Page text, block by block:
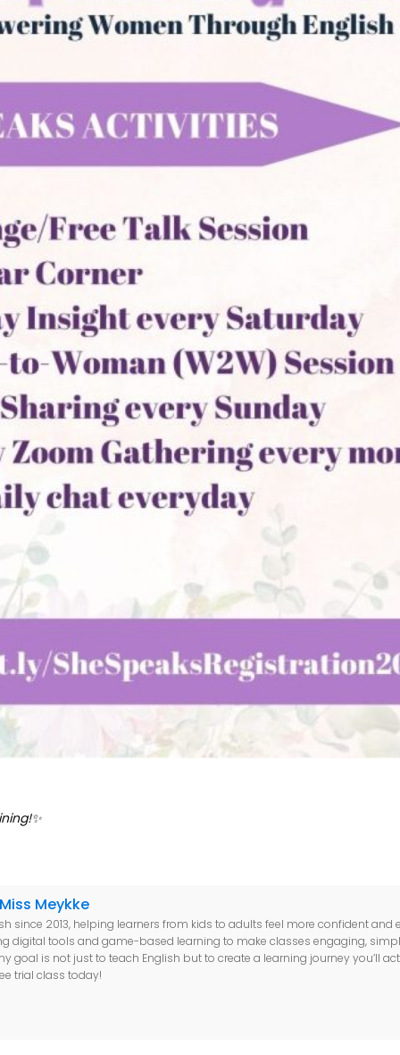
Meykke
since 2013, helping learners from kids to adults feel more confident and
digital tools and game-based learning to make classes engaging,
goal is not just to teach English but to create a learning journey you’ll
trial class today!